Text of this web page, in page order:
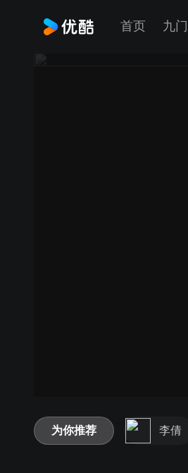
首页 九门
为你推荐 李倩